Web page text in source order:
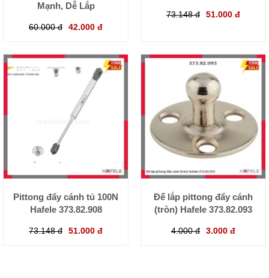
Mạnh, Dễ Lắp
60.000 đ 42.000 đ
73.148 đ 51.000 đ
Pittong đẩy cánh tủ 100N
Hafele 373.82.908
73.148 đ 51.000 đ
Đế lắp pittong đẩy cánh
(tròn) Hafele 373.82.093
4.000 đ 3.000 đ